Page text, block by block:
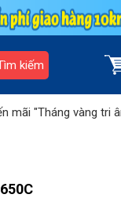
kiếm
vàng tri ân"